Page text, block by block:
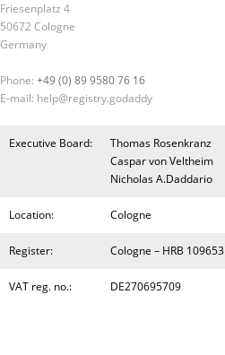
Friesenplatz 4
50672 Cologne
Germany
Phone: +49 (0) 89 9580 76 16
E-mail: help@registry.godaddy
Executive Board:
Thomas Rosenkranz
Caspar von Veltheim
Nicholas A.Daddario
Location: Cologne
Register: Cologne – HRB 109653
VAT reg. no.: DE270695709